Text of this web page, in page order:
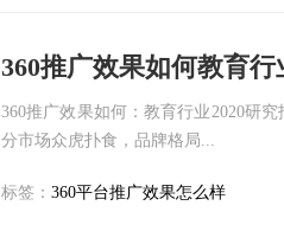
360推广效果如何教育
360推广效果如何：教育行业2020研
分市场众虎扑食，品牌格局...
标签： 360平台推广效果怎么样